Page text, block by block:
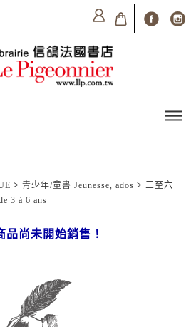
> 青少年/童書 Jeunesse, ados > 三至六
3 à 6 ans
品尚未開始銷售！